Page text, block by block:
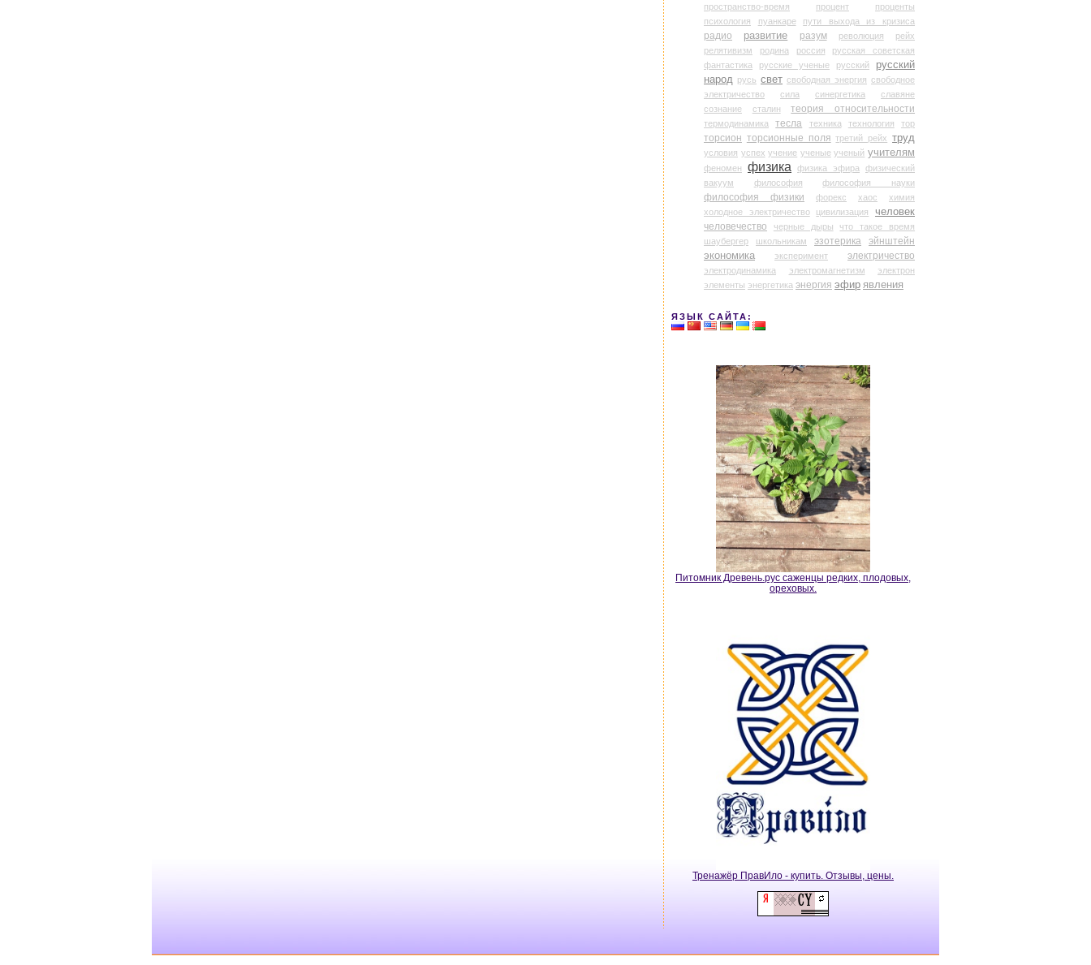
пространство-время
процент
проценты
психология
пуанкаре пути выхода из кризиса
радио развитие разум революция
рейх
релятивизм
родина россия
русская советская
фантастика
русские ученые русский
русский
народ русь свет свободная энергия свободное
электричество
сила синергетика
славяне
сознание
сталин теория относительности
термодинамика тесла техника технология тор
торсион торсионные поля третий рейх труд
условия успех учение ученые ученый учителям
феномен физика физика эфира
физический
вакуум
философия философия науки
философия физики форекс хаос
химия
холодное электричество
цивилизация человек
человечество черные дыры
что такое время
шаубергер
школьникам эзотерика
эйнштейн
экономика
эксперимент электричество
электродинамика электромагнетизм
электрон
элементы энергетика энергия эфир явления
ЯЗЫК САЙТА:
Питомник Древень.рус саженцы редких, плодовых,
ореховых.
Тренажёр ПравИло - купить. Отзывы, цены.